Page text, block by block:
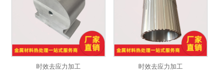
时效去应力加工 时效去应力加工